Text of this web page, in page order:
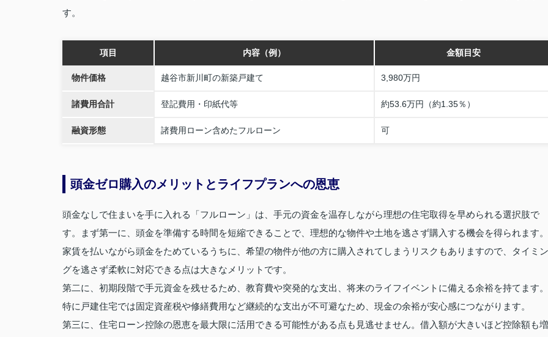
す。
項目 内容（例） 金額目安
物件価格 越谷市新川町の新築戸建て 3,980万円
諸費用合計 登記費用・印紙代等 約53.6万円（約1.35％）
融資形態 諸費用ローン含めたフルローン 可
頭金ゼロ購入のメリットとライフプランへの恩恵
頭金なしで住まいを手に入れる「フルローン」は、手元の資金を温存しながら理想の住宅取得を早められる選択肢で
す。まず第一に、頭金を準備する時間を短縮できることで、理想的な物件や土地を逃さず購入する機会を得られます。
家賃を払いながら頭金をためているうちに、希望の物件が他の方に購入されてしまうリスクもありますので、タイミン
グを逃さず柔軟に対応できる点は大きなメリットです。
第二に、初期段階で手元資金を残せるため、教育費や突発的な支出、将来のライフイベントに備える余裕を持てます。
特に戸建住宅では固定資産税や修繕費用など継続的な支出が不可避なため、現金の余裕が安心感につながります。
第三に、住宅ローン控除の恩恵を最大限に活用できる可能性がある点も見逃せません。借入額が大きいほど控除額も増